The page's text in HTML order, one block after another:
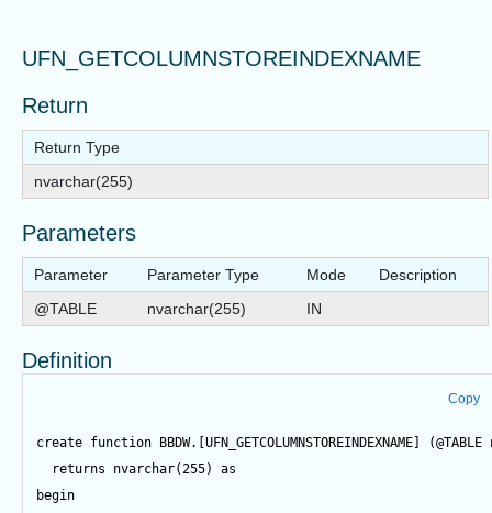
UFN_GETCOLUMNSTOREINDEXNAME
Return
Return Type
nvarchar(255)
Parameters
Parameter Parameter Type Mode
Description
@TABLE
nvarchar(255) IN
Definition
Copy
create function BBDW.[UFN_GETCOLUMNSTOREINDEXNAME] (@TABLE
returns nvarchar(255) as
begin